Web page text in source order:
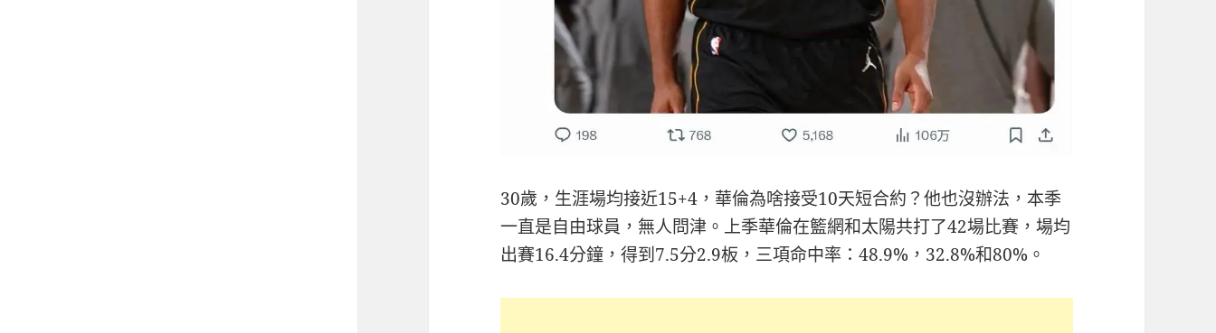
30歲，生涯場均接近15+4，華倫為啥接受10天短合約？他也沒辦法，本季
一直是自由球員，無人問津。上季華倫在籃網和太陽共打了42場比賽，場均
出賽16.4分鐘，得到7.5分2.9板，三項命中率：48.9%，32.8%和80%。